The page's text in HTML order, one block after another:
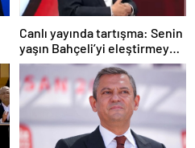
Canlı yayında tartışma: Senin
yaşın Bahçeli’yi eleştirmeye
yetmez